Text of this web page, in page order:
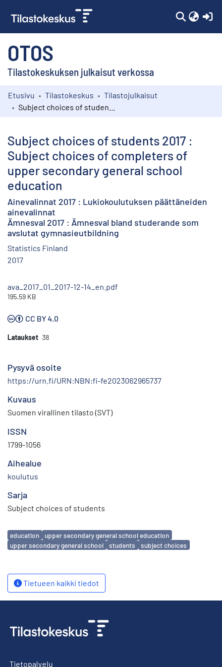
OTOS
Tilastokeskuksen julkaisut verkossa
Kokoelmat
Etusivu Tilastokeskus
Tilastojulkaisut
Subject choices of students 2017 :
Subject choices of completers of
upper secondary general school
education
Ainevalinnat 2017 : Lukiokoulutuksen päättäneiden
ainevalinnat
Ämnesval 2017 : Ämnesval bland studerande som
avslutat gymnasieutbildning
Statistics Finland
2017
ava_2017_01_2017-12-14_en.pdf
195.59 KB
CC BY 4.0
Lataukset 38
Pysyvä osoite
https://urn.fi/URN:NBN:fi-fe2023062965737
Kuvaus
Suomen virallinen tilasto (SVT)
ISSN
1799-1056
Aihealue
koulutus
Sarja
Subject choices of students
Avainsanat
education
upper secondary general school education
upper secondary general school
students subject choices
Tietueen kaikki tiedot
Tietopalvelu